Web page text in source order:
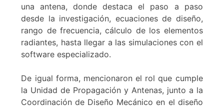
una antena, donde destaca el paso a paso
desde la investigación, ecuaciones de diseño,
rango de frecuencia, cálculo de los elementos
radiantes, hasta llegar a las simulaciones con el
software especializado.
De igual forma, mencionaron el rol que cumple
la Unidad de Propagación y Antenas, junto a la
Coordinación de Diseño Mecánico en el diseño